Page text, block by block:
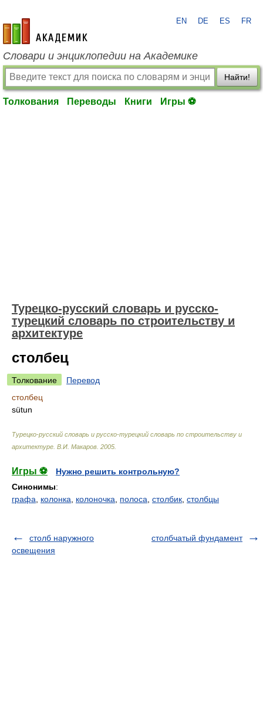
academic.ru
EN DE ES FR
Словари и энциклопедии на Академике
Найти!
Толкования Переводы Книги Игры ⚽
Турецко-русский словарь и русско-
турецкий словарь по строительству и
архитектуре
столбец
Толкование
Перевод
столбец
sütun
Турецко-русский словарь и русско-турецкий словарь по строительству и
архитектуре В.И. Макаров 2005
Игры ⚽
Нужно решить контрольную?
Синонимы:
графа
колонка колоночка полоса столбик столбцы
столб наружного
освещения
столбчатый фундамент